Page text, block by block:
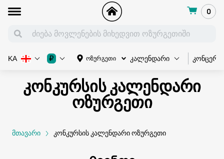
0
ოზურგეთი კალენდარი
KA ₽
კონკურსის კალენდარი
ოზურგეთი
მთავარი კონკურსის კალენდარი ოზურგეთი